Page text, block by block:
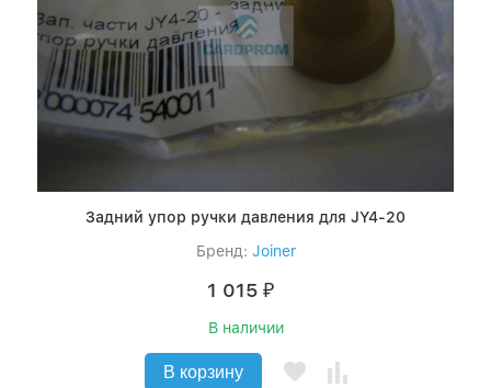
Задний упор ручки давления для JY4-20
Бренд: Joiner
1 015 ₽
В наличии
В корзину